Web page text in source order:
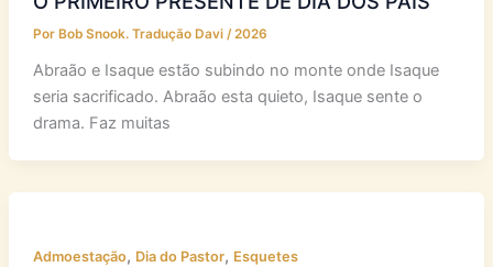
Por Bob Snook. Tradução Davi /2026
Abraão e Isaque estão subindo no monte onde Isaque
seria sacrificado. Abraão esta quieto, Isaque sente o
drama. Faz muitas
Admoestação, Dia do Pastor, Esquetes